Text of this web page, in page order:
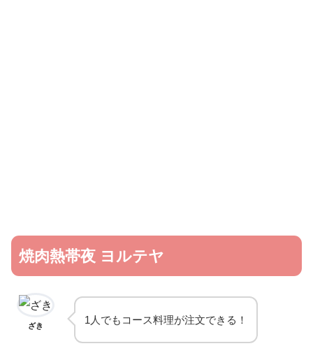
焼肉熱帯夜 ヨルテヤ
ざき 1人でもコース料理が注文できる！